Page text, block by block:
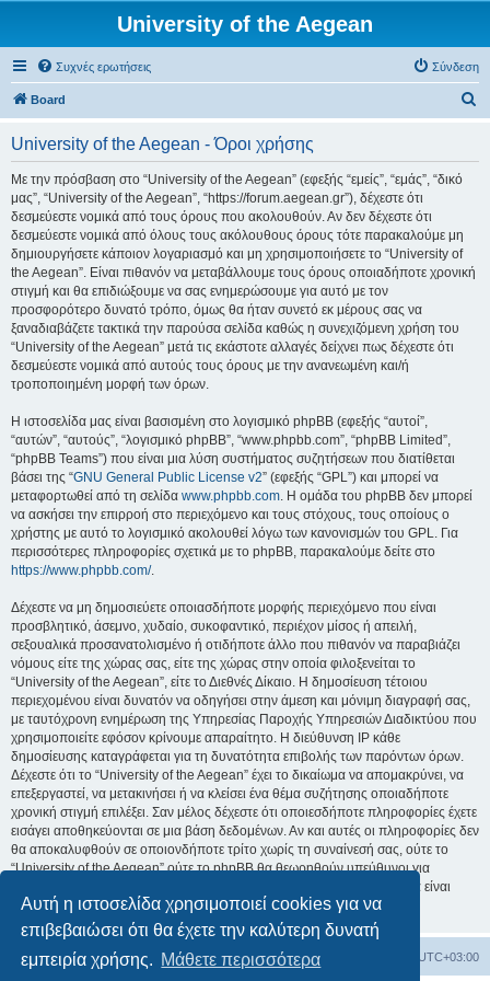
Αυτή η ιστοσελίδα χρησιμοποιεί cookies για να
επιβεβαιώσει ότι θα έχετε την καλύτερη δυνατή
εμπειρία χρήσης. Μάθετε περισσότερα
University of the Aegean
Συχνές ερωτήσεις Σύνδεση
Board
University of the Aegean - Όροι χρήσης
Με την πρόσβαση στο “University of the Aegean” (εφεξής “εμείς”, “εμάς”, “δικό
μας”, “University of the Aegean”, “https://forum.aegean.gr”), δέχεστε ότι
δεσμεύεστε νομικά από τους όρους που ακολουθούν. Αν δεν δέχεστε ότι
δεσμεύεστε νομικά από όλους τους ακόλουθους όρους τότε παρακαλούμε μη
δημιουργήσετε κάποιον λογαριασμό και μη χρησιμοποιήσετε το “University of
the Aegean”. Είναι πιθανόν να μεταβάλλουμε τους όρους οποιαδήποτε χρονική
στιγμή και θα επιδιώξουμε να σας ενημερώσουμε για αυτό με τον
προσφορότερο δυνατό τρόπο, όμως θα ήταν συνετό εκ μέρους σας να
ξαναδιαβάζετε τακτικά την παρούσα σελίδα καθώς η συνεχιζόμενη χρήση του
“University of the Aegean” μετά τις εκάστοτε αλλαγές δείχνει πως δέχεστε ότι
δεσμεύεστε νομικά από αυτούς τους όρους με την ανανεωμένη και/ή
τροποποιημένη μορφή των όρων.
Η ιστοσελίδα μας είναι βασισμένη στο λογισμικό phpBB (εφεξής “αυτοί”,
“αυτών”, “αυτούς”, “λογισμικό phpBB”, “www.phpbb.com”, “phpBB Limited”,
“phpBB Teams”) που είναι μια λύση συστήματος συζητήσεων που διατίθεται
βάσει της “GNU General Public License v2” (εφεξής “GPL”) και μπορεί να
μεταφορτωθεί από τη σελίδα www.phpbb.com. Η ομάδα του phpBB δεν μπορεί
να ασκήσει την επιρροή στο περιεχόμενο και τους στόχους, τους οποίους ο
χρήστης με αυτό το λογισμικό ακολουθεί λόγω των κανονισμών του GPL. Για
περισσότερες πληροφορίες σχετικά με το phpBB, παρακαλούμε δείτε στο
https://www.phpbb.com/.
Δέχεστε να μη δημοσιεύετε οποιασδήποτε μορφής περιεχόμενο που είναι
προσβλητικό, άσεμνο, χυδαίο, συκοφαντικό, περιέχον μίσος ή απειλή,
σεξουαλικά προσανατολισμένο ή οτιδήποτε άλλο που πιθανόν να παραβιάζει
νόμους είτε της χώρας σας, είτε της χώρας στην οποία φιλοξενείται το
“University of the Aegean”, είτε το Διεθνές Δίκαιο. Η δημοσίευση τέτοιου
περιεχομένου είναι δυνατόν να οδηγήσει στην άμεση και μόνιμη διαγραφή σας,
με ταυτόχρονη ενημέρωση της Υπηρεσίας Παροχής Υπηρεσιών Διαδικτύου που
χρησιμοποιείτε εφόσον κρίνουμε απαραίτητο. Η διεύθυνση IP κάθε
δημοσίευσης καταγράφεται για τη δυνατότητα επιβολής των παρόντων όρων.
Δέχεστε ότι το “University of the Aegean” έχει το δικαίωμα να απομακρύνει, να
επεξεργαστεί, να μετακινήσει ή να κλείσει ένα θέμα συζήτησης οποιαδήποτε
χρονική στιγμή επιλέξει. Σαν μέλος δέχεστε ότι οποιεσδήποτε πληροφορίες έχετε
εισάγει αποθηκεύονται σε μια βάση δεδομένων. Αν και αυτές οι πληροφορίες δεν
θα αποκαλυφθούν σε οποιονδήποτε τρίτο χωρίς τη συναίνεσή σας, ούτε το
“University of the Aegean” ούτε το phpBB θα θεωρηθούν υπεύθυνοι για
οποιαδήποτε απόπειρα ηλεκτρονικής εισβολής ή παραβίασης η οποία είναι
δυνατόν να οδηγήσει σε απώλεια αυτών των δεδομένων.
Board Όλοι οι χρόνοι είναι UTC+03:00
Διαγραφή cookies